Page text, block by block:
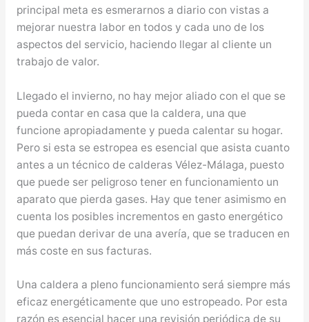
principal meta es esmerarnos a diario con vistas a
mejorar nuestra labor en todos y cada uno de los
aspectos del servicio, haciendo llegar al cliente un
trabajo de valor.
Llegado el invierno, no hay mejor aliado con el que se
pueda contar en casa que la caldera, una que
funcione apropiadamente y pueda calentar su hogar.
Pero si esta se estropea es esencial que asista cuanto
antes a un técnico de calderas Vélez-Málaga, puesto
que puede ser peligroso tener en funcionamiento un
aparato que pierda gases. Hay que tener asimismo en
cuenta los posibles incrementos en gasto energético
que puedan derivar de una avería, que se traducen en
más coste en sus facturas.
Una caldera a pleno funcionamiento será siempre más
eficaz energéticamente que uno estropeado. Por esta
razón es esencial hacer una revisión periódica de su